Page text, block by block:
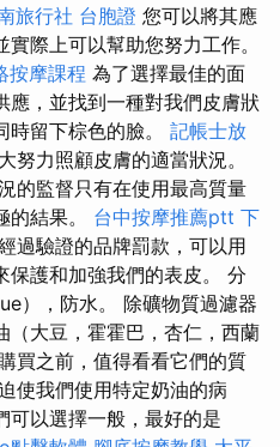
旅行社 台胞證 您可以將其應
際上可以幫助您努力工作。
按摩課程 為了選擇最佳的面
應，並找到一種對我們皮膚狀
留下棕色的臉。 記帳士放
努力照顧皮膚的適當狀況。
的監督只有在使用最高質量
的結果。 台中按摩推薦ptt 下
過驗證的品牌罰款，可以用
保護和加強我們的表皮。 分
），防水。 除礦物質過濾器
（大豆，霍霍巴，杏仁，西蘭
買之前，值得看看它們的質
使我們使用特定奶油的病
可以選擇一般，最好的是